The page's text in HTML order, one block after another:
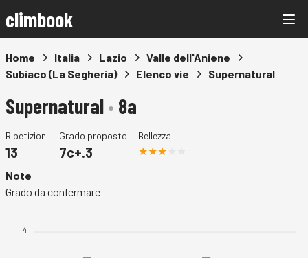
climbook
Home Italia Lazio
Valle dell'Aniene
Subiaco (La Segheria)
Elenco vie Supernatural
Supernatural• 8a
Ripetizioni
13
Grado proposto
7c+.3
Bellezza
Note
Grado da confermare
4